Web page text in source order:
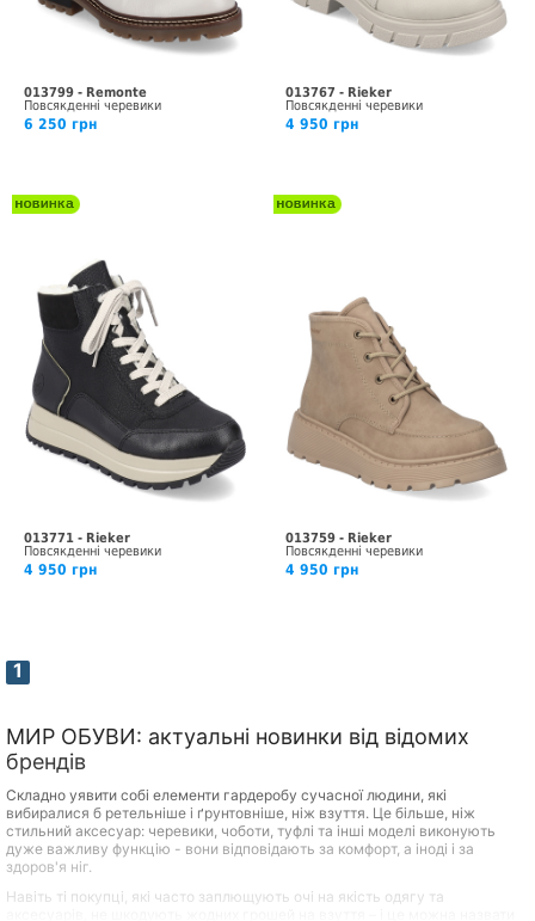
013799 - Remonte
Повсякденні черевики
6 250 грн
013767 - Rieker
Повсякденні черевики
4 950 грн
013771 - Rieker
Повсякденні черевики
4 950 грн
013759 - Rieker
Повсякденні черевики
4 950 грн
1
МИР ОБУВИ: актуальні новинки від відомих
брендів
Складно уявити собі елементи гардеробу сучасної людини, які
вибиралися б ретельніше і ґрунтовніше, ніж взуття. Це більше, ніж
стильний аксесуар: черевики, чоботи, туфлі та інші моделі виконують
дуже важливу функцію - вони відповідають за комфорт, а іноді і за
здоров'я ніг.
Навіть ті покупці, які часто заплющують очі на якість одягу та